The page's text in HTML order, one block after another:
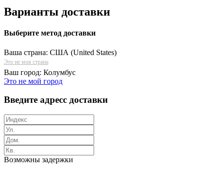
Варианты доставки
Выберите метод доставки
Ваша страна: США (United States)
Это не моя страна
Ваш город: Колумбус
Это не мой город
Введите адресс доставки
Возможны задержки